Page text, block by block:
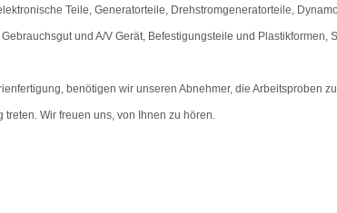
Teile, Generatorteile, Drehstromgeneratorteile,
Gebrauchsgut und A/V Gerät, Befestigungsteile und Plastikformen,
benötigen wir unseren Abnehmer, die Arbeitsproben
Wir freuen uns, von Ihnen zu hören.